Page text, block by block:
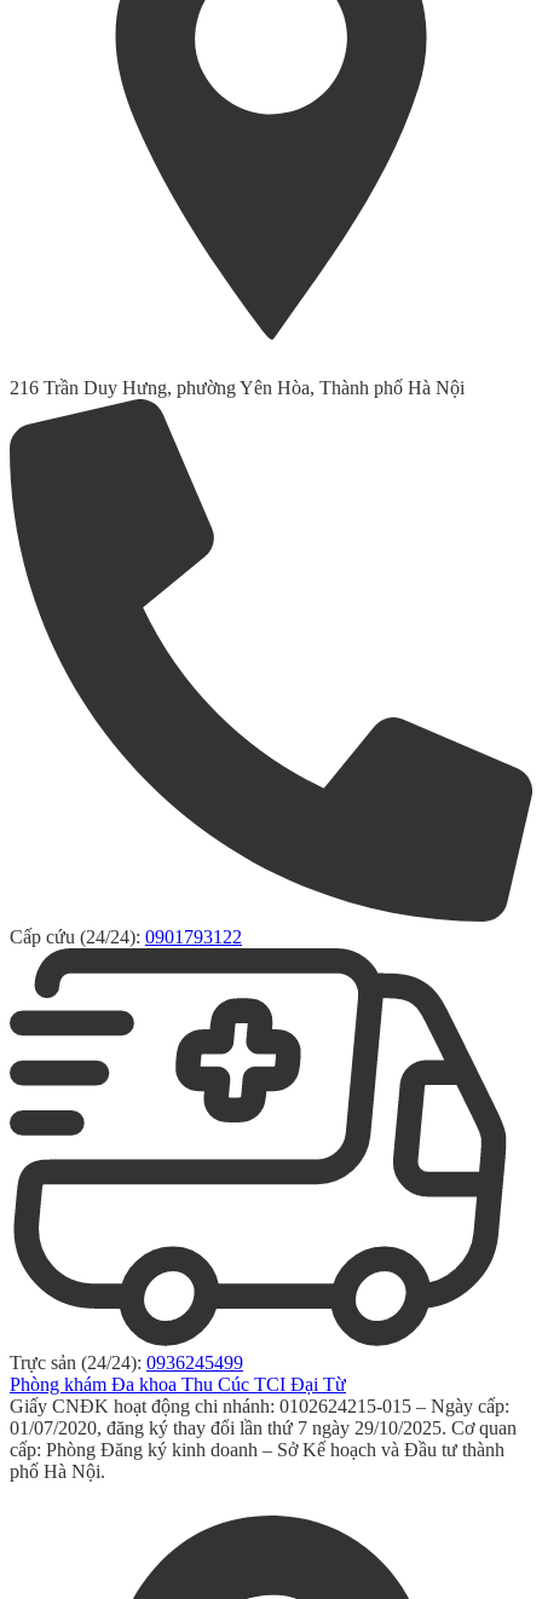
216 Trần Duy Hưng, phường Yên Hòa, Thành phố Hà Nội
Cấp cứu (24/24): 0901793122
Trực sản (24/24): 0936245499
Phòng khám Đa khoa Thu Cúc TCI Đại Từ
Giấy CNĐK hoạt động chi nhánh: 0102624215-015 – Ngày cấp:
01/07/2020, đăng ký thay đổi lần thứ 7 ngày 29/10/2025. Cơ quan
cấp: Phòng Đăng ký kinh doanh – Sở Kế hoạch và Đầu tư thành
phố Hà Nội.